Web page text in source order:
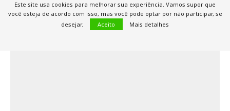
É o terceiro da Argentina! Messi de
novooo!
Este site usa cookies para melhorar sua experiência. Vamos supor que
você esteja de acordo com isso, mas você pode optar por não participar, se
desejar.
Aceito Mais detalhes